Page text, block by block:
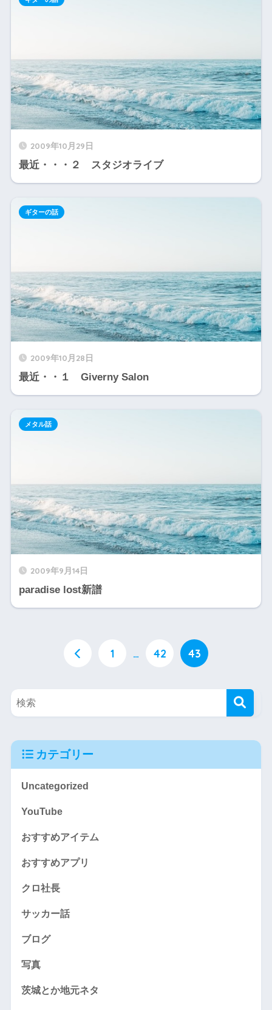
2009年10月29日
最近・・・２ スタジオライブ
2009年10月28日
最近・・１ Giverny Salon
ギターの話
2009年9月14日
paradise lost新譜
メタル話
1 … 42 43
カテゴリー
Uncategorized
YouTube
おすすめアイテム
おすすめアプリ
クロ社長
サッカー話
ブログ
写真
茨城とか地元ネタ